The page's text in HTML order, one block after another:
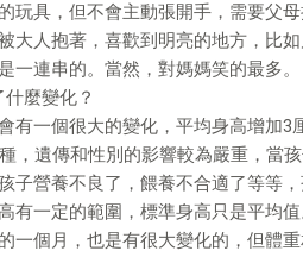
玩具，但不會主動張開手，需要父
大人抱著，喜歡到明亮的地方，比
一連串的。當然，對媽媽笑的最多。
麼變化？
有一個很大的變化，平均身高增加
，遺傳和性別的影響較為嚴重，當
子營養不良了，餵養不合適了等等
有一定的範圍，標準身高只是平均值
一個月，也是有很大變化的，但體